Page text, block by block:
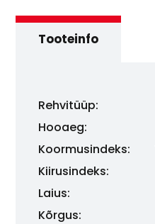
Tooteinfo
Rehvitüüp:
Hooaeg:
Koormusindeks:
Kiirusindeks:
Laius:
Kõrgus: